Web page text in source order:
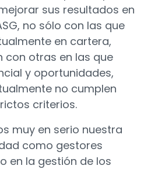
sus resultados en
no sólo con las que
en cartera,
con otras en las que
y oportunidades,
no cumplen
criterios.
muy en serio nuestra
como gestores
en la gestión de los